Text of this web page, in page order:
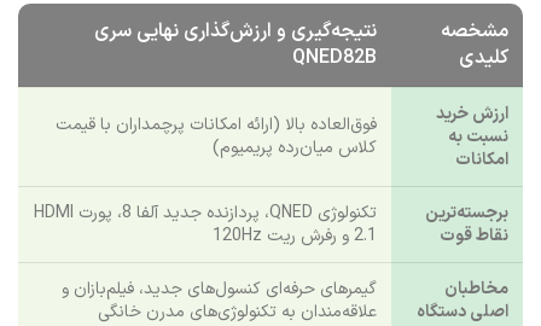
مشخصه
کلیدی
نتیجه‌گیری و ارزش‌گذاری نهایی سری
QNED82B
ارزش خرید
نسبت به
امکانات
فوق‌العاده بالا (ارائه امکانات پرچمداران با قیمت
کلاس میان‌رده پریمیوم)
برجسته‌ترین
نقاط قوت
تکنولوژی QNED، پردازنده جدید آلفا 8، پورت HDMI
2.1 و رفرش ریت 120Hz
مخاطبان
اصلی دستگاه
گیمرهای حرفه‌ای کنسول‌های جدید، فیلم‌بازان و
علاقه‌مندان به تکنولوژی‌های مدرن خانگی